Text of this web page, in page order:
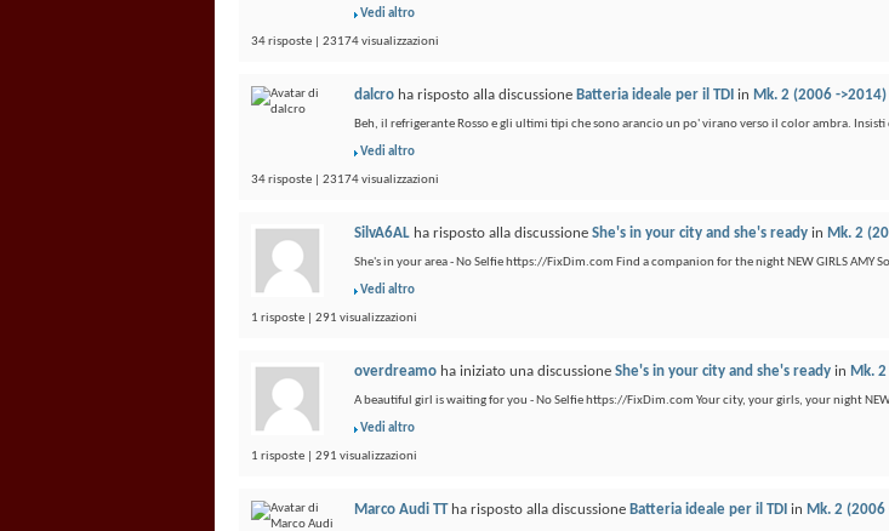
Vedi altro
34 risposte | 23174 visualizzazioni
dalcro ha risposto alla discussione Batteria ideale per il TDI in Mk. 2 (2006 ->2014)
Beh, il refrigerante Rosso e gli ultimi tipi che sono arancio un po' virano verso il color ambra. Insisti
Vedi altro
34 risposte | 23174 visualizzazioni
SilvA6AL ha risposto alla discussione She's in your city and she's ready in Mk. 2
She's in your area - No Selfie https://FixDim.com Find a companion for the night NEW GIRLS AMY
Vedi altro
1 risposte | 291 visualizzazioni
overdreamo ha iniziato una discussione She's in your city and she's ready in Mk.
A beautiful girl is waiting for you - No Selfie https://FixDim.com Your city, your girls, your night NEW
Vedi altro
1 risposte | 291 visualizzazioni
Marco Audi TTha risposto alla discussione Batteria ideale per il TDI in Mk. 2 (2006